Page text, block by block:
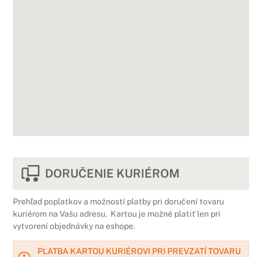
DORUČENIE KURIÉROM
Prehľad poplatkov a možností platby pri doručení tovaru
kuriérom na Vašu adresu. Kartou je možné platiť len pri
vytvorení objednávky na eshope.
PLATBA KARTOU KURIÉROVI PRI PREVZATÍ TOVARU